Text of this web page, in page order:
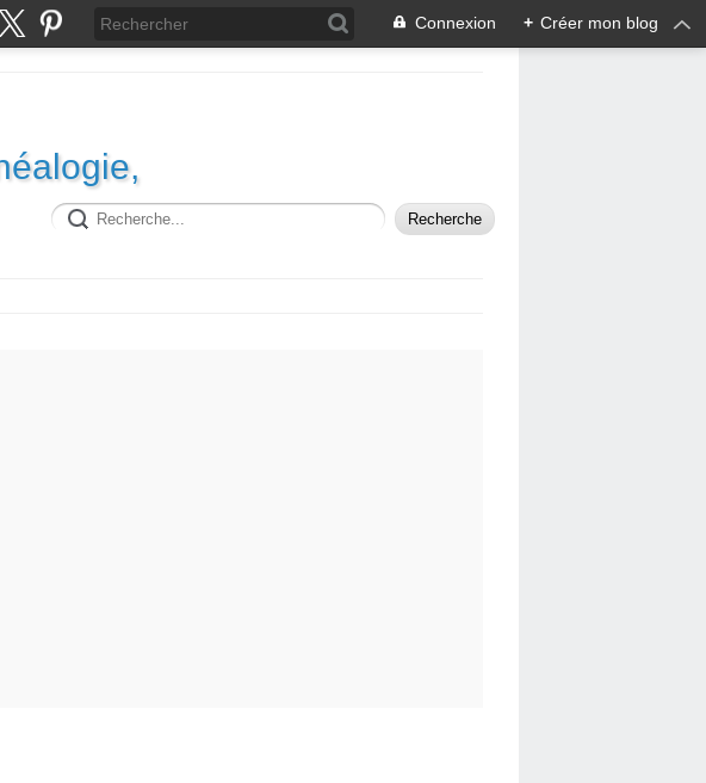
Connexion + Créer mon blog